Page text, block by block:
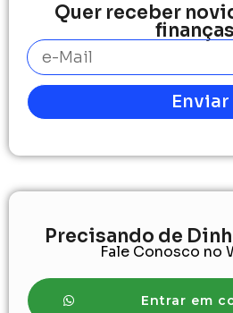
Quer receber
Enviar
Precisando de
Fale Conosco no
Entrar em